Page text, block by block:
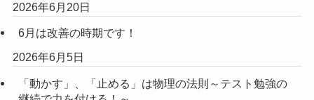
2026年6月20日
6月は改善の時期です！
2026年6月5日
「動かす」、「止める」は物理の法則～テスト勉強の